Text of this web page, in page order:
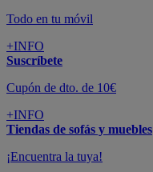
Todo en tu móvil
+INFO
Suscríbete
Cupón de dto. de 10€
+INFO
Tiendas de sofás y muebles
¡Encuentra la tuya!